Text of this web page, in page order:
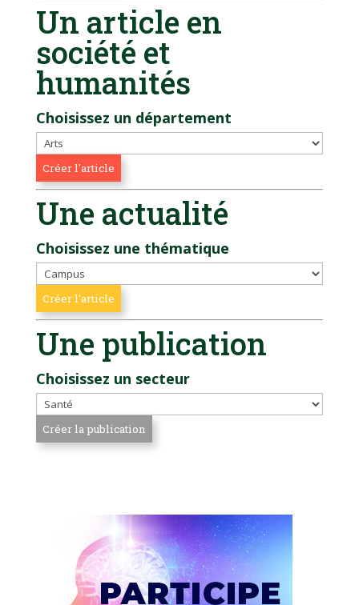
Un article en
société et
humanités
Choisissez un département
Une actualité
Choisissez une thématique
Une publication
Choisissez un secteur